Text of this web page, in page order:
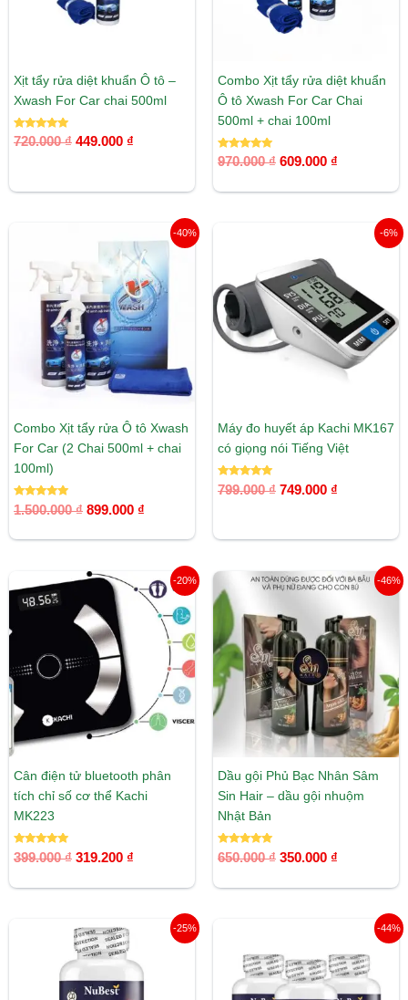
Xịt tẩy rửa diệt khuẩn Ô tô –
Xwash For Car chai 500ml
Được xếp
hạng
720.000₫ 449.000 ₫
Combo Xịt tẩy rửa diệt khuẩn
Ô tô Xwash For Car Chai
500ml + chai 100ml
Được xếp
hạng
970.000₫ 609.000 ₫
-40%
Combo Xịt tẩy rửa Ô tô Xwash
For Car (2 Chai 500ml + chai
100ml)
Được xếp
hạng
1.500.000₫
1.500.000 ₫.
899.000 ₫
hiện
tại
là:
899.000 ₫.
-6%
Máy đo huyết áp Kachi MK167
có giọng nói Tiếng Việt
Được xếp
hạng
799.000₫
799.000 ₫.
749.000 ₫
là:
749.000 ₫.
-20%
Cân điện tử bluetooth phân
tích chỉ số cơ thể Kachi
MK223
Được xếp
hạng
399.000₫
Giá
là:
399.000 ₫.
319.200 ₫
Giá
hiện
319.200 ₫.
-46%
Dầu gội Phủ Bạc Nhân Sâm
Sin Hair – dầu gội nhuộm
Nhật Bản
Được xếp
hạng
650.000₫
Giá
gốc
là:
650.000 ₫.
350.000 ₫
Giá
hiện
là:
350.000 ₫.
-25%
Giá
gốc
là:
1.450.000 ₫.
Giá
hiện
-44%
là:
5.800.000 ₫.
Giá
hiện
tại
là: